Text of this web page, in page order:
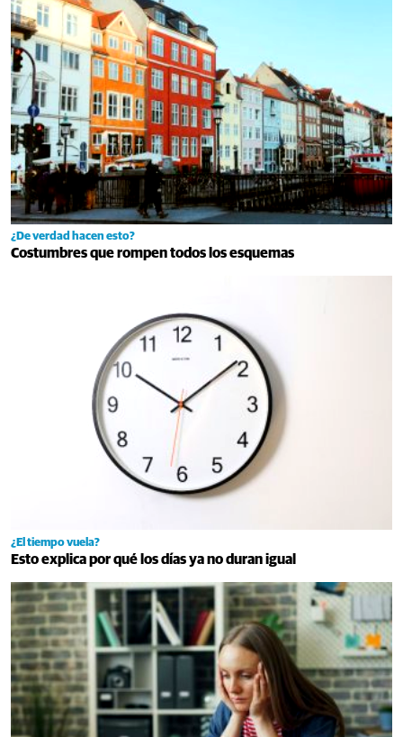
¿De verdad hacen esto?
Costumbres que rompen todos los esquemas
¿El tiempo vuela?
Esto explica por qué los días ya no duran igual